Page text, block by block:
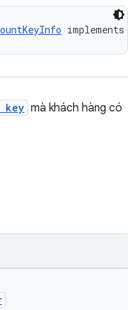
implements
key mà khách hàng có